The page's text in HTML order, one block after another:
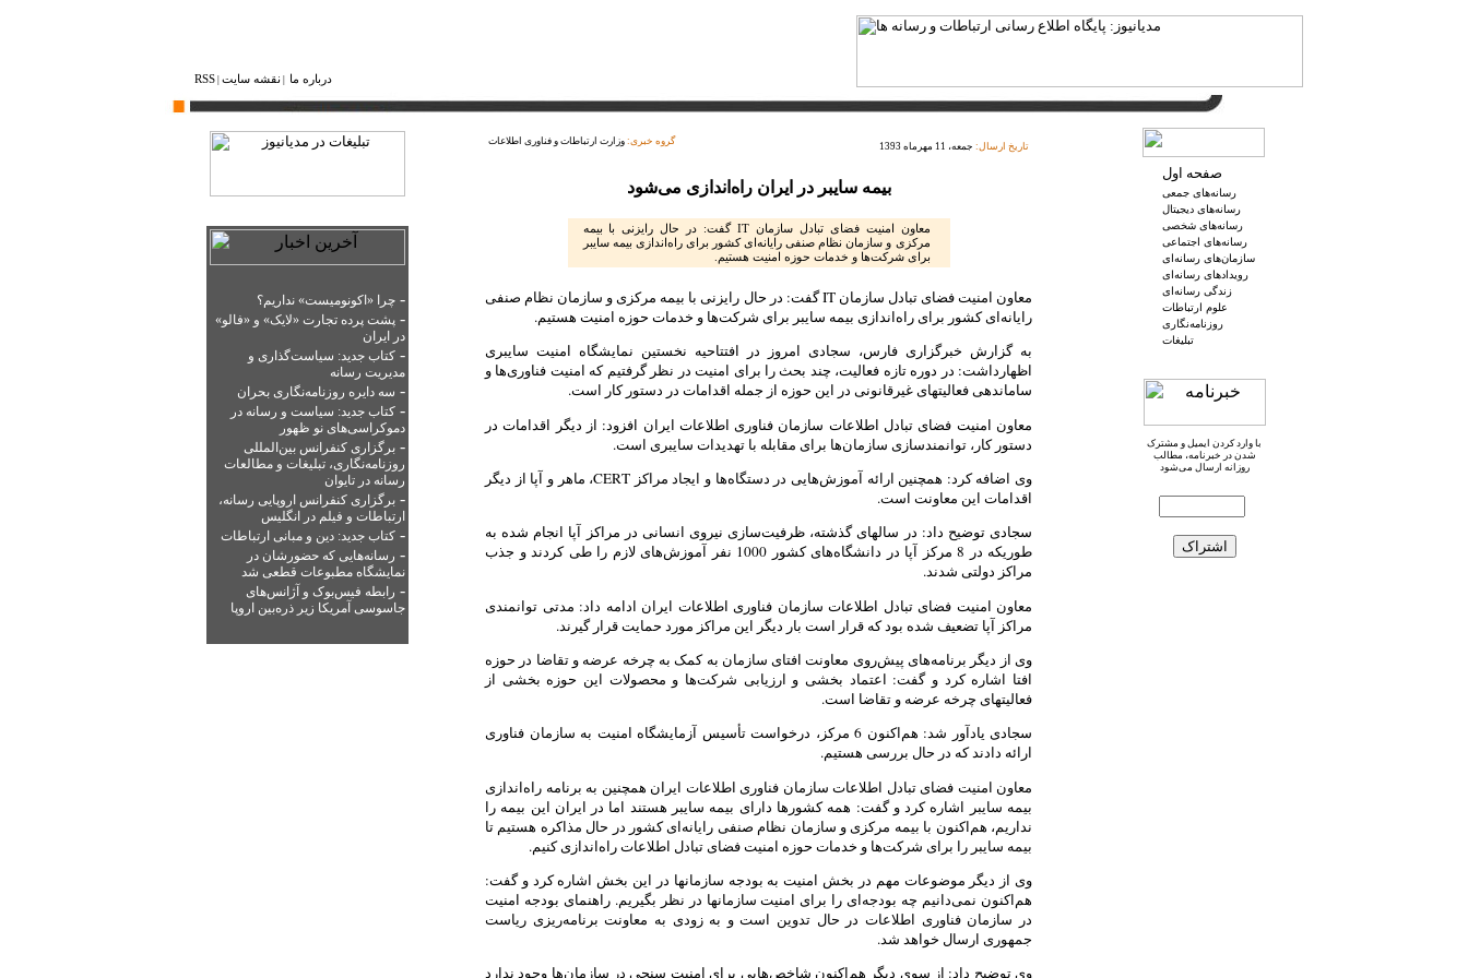
درباره ما نقشه ‌سایت RSS
-چرا «اکونومیست» نداریم؟
-پشت‌ پرده تجارت «لایک» و «فالو»
در ایران
-کتاب جدید: سیاست‌گذاری و
مدیریت رسانه
- سه دایره روزنامه‌نگاری بحران
-کتاب جدید: سیاست‌ و رسانه در
دموکراسی‌های نو ظهور
-برگزاری کنفرانس بین‌المللی
روزنامه‌نگاری، تبلیغات و مطالعات
رسانه در تایوان
-برگزاری کنفرانس اروپایی رسانه،
ارتباطات و فیلم در انگلیس
-کتاب جدید: دین و مبانی ارتباطات
- رسانه‌هایی که حضورشان در
نمایشگاه مطبوعات قطعی شد
- رابطه فیس‌بوک و آژانس‌های
جاسوسی آمریکا زیر ذره‌بین اروپا
گروه خبری: وزارت ارتباطات و فناوری اطلاعات تاریخ ارسال: جمعه، 11 مهرماه 1393
بیمه سایبر در ایران راه‌اندازی می‌شود
معاون امنیت فضای تبادل سازمان IT گفت: در حال رایزنی با بیمه
مرکزی و سازمان نظام صنفی رایانه‌ای کشور برای راه‌اندازی بیمه سایبر
برای شرکت‌ها و خدمات حوزه امنیت هستیم.
معاون امنیت فضای تبادل سازمان IT گفت: در حال رایزنی با بیمه مرکزی و سازمان نظام صنفی
رایانه‌ای کشور برای راه‌اندازی بیمه سایبر برای شرکت‌ها و خدمات حوزه امنیت هستیم.
به گزارش خبرگزاری فارس، سجادی امروز در افتتاحیه نخستین نمایشگاه امنیت سایبری
اظهارداشت: در دوره تازه فعالیت، چند بحث را برای امنیت در نظر گرفتیم که امنیت فناوری‌ها و
ساماندهی فعالیتهای غیرقانونی در این حوزه از جمله اقدامات در دستور کار است.
معاون امنیت فضای تبادل اطلاعات سازمان فناوری اطلاعات ایران افزود: از دیگر اقدامات در
دستور کار، توانمند‌سازی سازمان‌ها برای مقابله با تهدیدات سایبری است.
وی اضافه کرد: همچنین ارائه آموزش‌هایی در دستگاه‌ها و ایجاد مراکز CERT، ماهر و آپا از دیگر
اقدامات این معاونت است.
سجادی توضیح داد: در سالهای گذشته، ظرفیت‌سازی نیروی انسانی در مراکز آپا انجام شده به
طوریکه در 8 مرکز آپا در دانشگاه‌های کشور 1000 نفر آموزش‌های لازم را طی کردند و جذب
مراکز دولتی شدند.
معاون امنیت فضای تبادل اطلاعات سازمان فناوری اطلاعات ایران ادامه داد: مدتی توانمندی
مراکز آپا تضعیف شده بود که قرار است بار دیگر این مراکز مورد حمایت قرار گیرند.
وی از دیگر برنامه‌های پیش‌روی معاونت افتای سازمان به کمک به چرخه عرضه و تقاضا در حوزه
افتا اشاره کرد و گفت: اعتماد بخشی و ارزیابی شرکت‌ها و محصولات این حوزه بخشی از
فعالیتهای چرخه عرضه و تقاضا است.
سجادی یادآور شد: هم‌اکنون 6 مرکز، درخواست تأسیس آزمایشگاه امنیت به سازمان فناوری
ارائه دادند که در حال بررسی هستیم.
معاون امنیت فضای تبادل اطلاعات سازمان فناوری اطلاعات ایران همچنین به برنامه راه‌اندازی
بیمه سایبر اشاره کرد و گفت: همه کشورها دارای بیمه سایبر هستند اما در ایران این بیمه را
نداریم، هم‌اکنون با بیمه مرکزی و سازمان نظام صنفی رایانه‌ای کشور در حال مذاکره هستیم تا
بیمه سایبر را برای شرکت‌ها و خدمات حوزه امنیت فضای تبادل اطلاعات راه‌اندازی کنیم.
وی از دیگر موضوعات مهم در بخش امنیت به بودجه سازمانها در این بخش اشاره کرد و گفت:
هم‌اکنون نمی‌دانیم چه بودجه‌ای را برای امنیت سازمانها در نظر بگیریم. راهنمای بودجه امنیت
در سازمان فناوری اطلاعات در حال تدوین است و به زودی به معاونت برنامه‌ریزی ریاست
جمهوری ارسال خواهد شد.
وی توضیح داد: از سوی دیگر هم‌اکنون شاخص‌هایی برای امنیت سنجی در سازمان‌ها وجود ندارد
صفحه اول
رسانه‌های جمعی
رسانه‌های دیجیتال
رسانه‌های شخصی
رسانه‌های اجتماعی
سازمان‌های رسانه‌ای
رویدادهای رسانه‌ای
زندگی رسانه‌ای
علوم ارتباطات
روزنامه‌نگاری
تبلیغات
با وارد کردن ایمیل و مشترک
شدن در خبرنامه، مطالب
روزانه ارسال می‌شود